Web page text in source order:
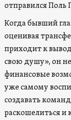
отправился Поль
Когда бывший
оценивая
приходит к
свою душу», он
финансовые
уже самому
создавать
раскошелиться и